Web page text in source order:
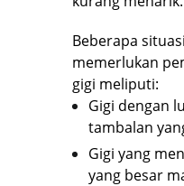
Beberapa
memerlukan
gigi meliputi:
Gigi dengan
tambalan
Gigi yang
yang besar